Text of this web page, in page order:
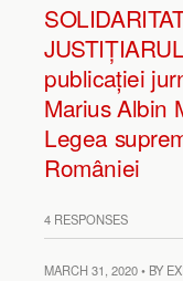
publicației
Marius Albin
Legea
României
4 RESPONSES
MARCH 31, 2020 • BY